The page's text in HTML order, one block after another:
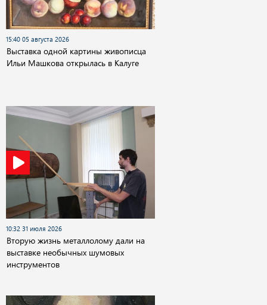
15:40 05 августа 2026
Выставка одной картины живописца
Ильи Машкова открылась в Калуге
10:32 31 июля 2026
Вторую жизнь металлолому дали на
выставке необычных шумовых
инструментов